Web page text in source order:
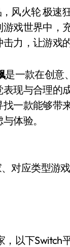
风火轮 极
戏世界中，
力，让游戏
是一款在创意
现与合理的
一款能够带
体验。
对应类型游
以下Switch